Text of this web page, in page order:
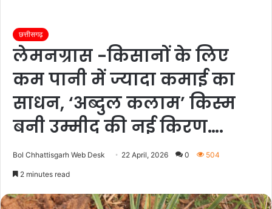
छत्तीसगढ़
लेमनग्रास -किसानों के लिए
कम पानी में ज्यादा कमाई का
साधन, ‘अब्दुल कलाम’ किस्म
बनी उम्मीद की नई किरण….
Bol Chhattisgarh Web Desk 22 April, 2026 0 504
2 minutes read